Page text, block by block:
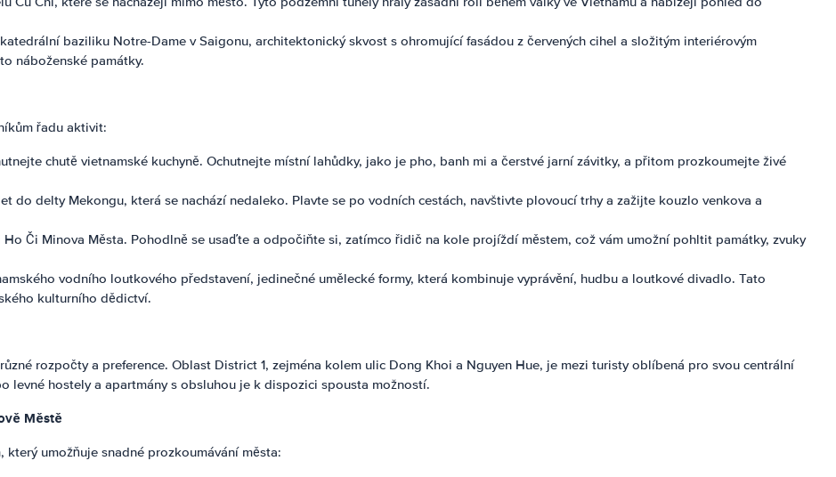
baziliku Notre-Dame v Saigonu, architektonický skvost s ohromující fasádou z červených cihel a složitým interiérovým
náboženské památky.
řadu aktivit:
chutě vietnamské kuchyně. Ochutnejte místní lahůdky, jako je pho, banh mi a čerstvé jarní závitky, a přitom prozkoumejte živé
do delty Mekongu, která se nachází nedaleko. Plavte se po vodních cestách, navštivte plovoucí trhy a zažijte kouzlo venkova a
Či Minova Města. Pohodlně se usaďte a odpočiňte si, zatímco řidič na kole projíždí městem, což vám umožní pohltit památky, zvuky
vodního loutkového představení, jedinečné umělecké formy, která kombinuje vyprávění, hudbu a loutkové divadlo. Tato
kulturního dědictví.
rozpočty a preference. Oblast District 1, zejména kolem ulic Dong Khoi a Nguyen Hue, je mezi turisty oblíbená pro svou centrální
levné hostely a apartmány s obsluhou je k dispozici spousta možností.
Městě
umožňuje snadné prozkoumávání města: